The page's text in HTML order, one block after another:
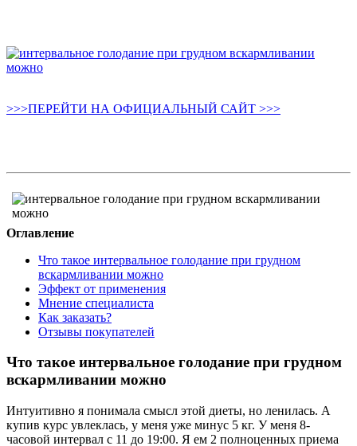
>>>ПЕРЕЙТИ НА ОФИЦИАЛЬНЫЙ САЙТ >>>
Оглавление
Что такое интервальное голодание при грудном
вскармливании можно
Эффект от применения
Мнение специалиста
Как заказать?
Отзывы покупателей
Что такое интервальное голодание при грудном
вскармливании можно
Интуитивно я понимала смысл этой диеты, но ленилась. А
купив курс увлеклась, у меня уже минус 5 кг. У меня 8-
часовой интервал с 11 до 19:00. Я ем 2 полноценных приема